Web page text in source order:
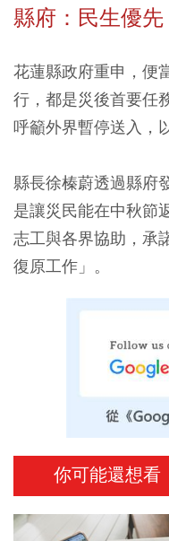
縣府：民生優
花蓮縣政府重申，便
行，都是災後首要任
呼籲外界暫停送入，
縣長徐榛蔚透過縣府
是讓災民能在中秋節
志工與各界協助，承
復原工作」。
你可能還想看